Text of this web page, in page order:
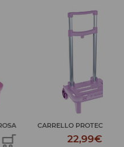
CARRELLO PROTECT MALVA